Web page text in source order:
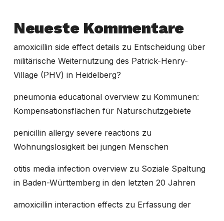
Neueste Kommentare
amoxicillin side effect details zu Entscheidung über
militärische Weiternutzung des Patrick-Henry-
Village (PHV) in Heidelberg?
pneumonia educational overviewzu Kommunen:
Kompensationsflächen für Naturschutzgebiete
penicillin allergy severe reactions zu
Wohnungslosigkeit bei jungen Menschen
otitis media infection overviewzu Soziale Spaltung
in Baden-Württemberg in den letzten 20 Jahren
amoxicillin interaction effects zu Erfassung der